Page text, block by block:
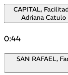
CAPITAL,
Adriana Catulo
0:44
SAN RAFAEL,